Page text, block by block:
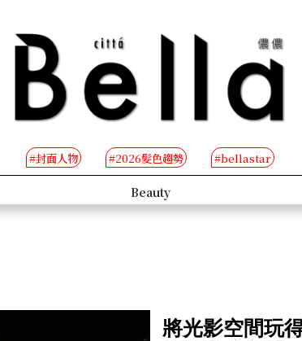
#封面人物 #2026髮色趨勢 #bellastar
Beauty
將光影空間玩